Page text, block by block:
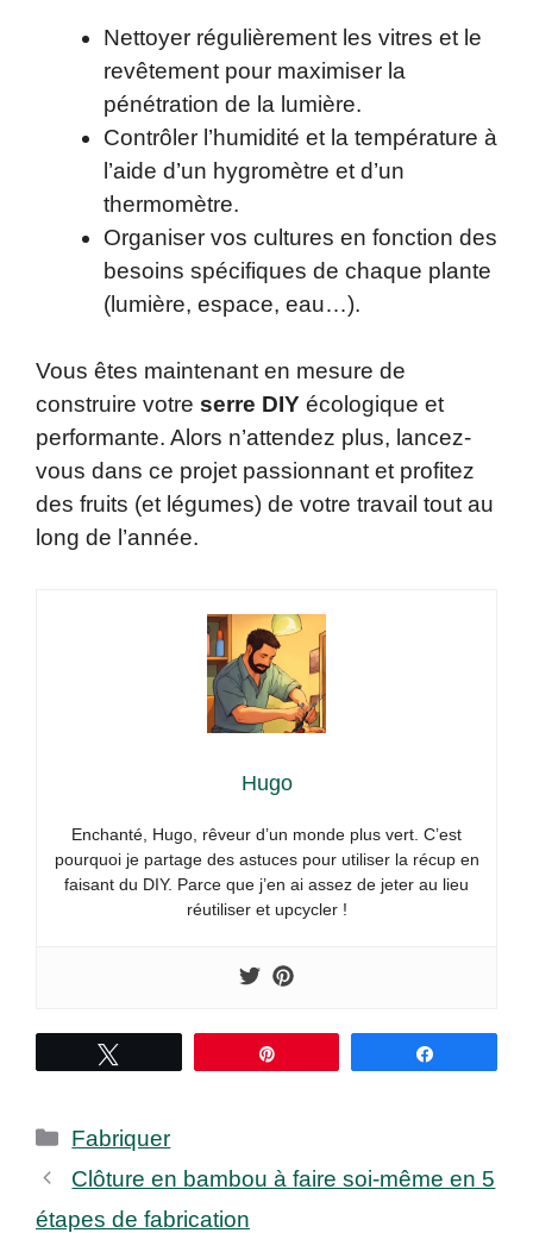
Nettoyer régulièrement les vitres et le
revêtement pour maximiser la
pénétration de la lumière.
Contrôler l’humidité et la température à
l’aide d’un hygromètre et d’un
thermomètre.
Organiser vos cultures en fonction des
besoins spécifiques de chaque plante
(lumière, espace, eau…).
Vous êtes maintenant en mesure de
construire votre serre DIY écologique et
performante. Alors n’attendez plus, lancez-
vous dans ce projet passionnant et profitez
des fruits (et légumes) de votre travail tout au
long de l’année.
Hugo
Enchanté, Hugo, rêveur d’un monde plus vert. C’est
pourquoi je partage des astuces pour utiliser la récup en
faisant du DIY. Parce que j’en ai assez de jeter au lieu
réutiliser et upcycler !
Catégories
Fabriquer
Clôture en bambou à faire soi-même en 5
étapes de fabrication